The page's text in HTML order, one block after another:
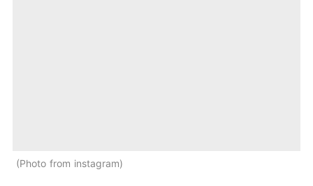
Photo from instagram